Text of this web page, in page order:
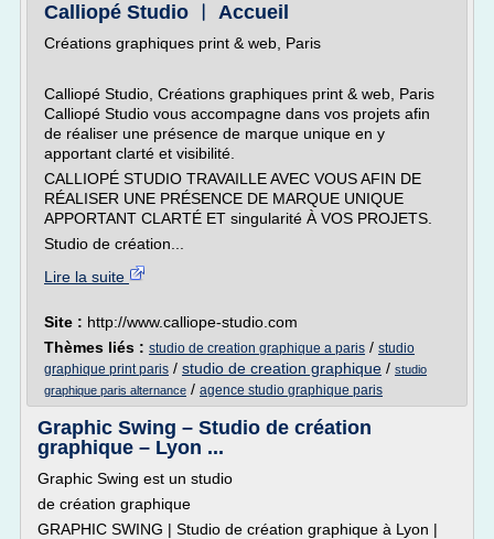
Calliopé Studio ︱ Accueil
Créations graphiques print & web, Paris
Calliopé Studio, Créations graphiques print & web, Paris
Calliopé Studio vous accompagne dans vos projets afin
de réaliser une présence de marque unique en y
apportant clarté et visibilité.
CALLIOPÉ STUDIO TRAVAILLE AVEC VOUS AFIN DE
RÉALISER UNE PRÉSENCE DE MARQUE UNIQUE
APPORTANT CLARTÉ ET singularité À VOS PROJETS.
Studio de création...
Lire la suite
Site : http://www.calliope-studio.com
Thèmes liés : studio de creation graphique a paris / studio
graphique print paris / studio de creation graphique / studio
graphique paris alternance / agence studio graphique paris
Graphic Swing – Studio de création
graphique – Lyon ...
Graphic Swing est un studio
de création graphique
GRAPHIC SWING | Studio de création graphique à Lyon |